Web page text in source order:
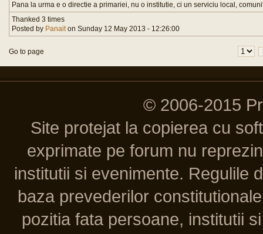
Pana la urma e o directie a primariei, nu o institutie, ci un serviciu local,
Thanked 3 times
Posted by Panaiton Sunday 12 May 2013 - 12:26:00
Go to page
© 2006-2015
Site protejat la copierea cu
exprimate pe forum nu
institutii si evenimente. Regulile
baza prevederilor
pozitia fata persoane, institutii